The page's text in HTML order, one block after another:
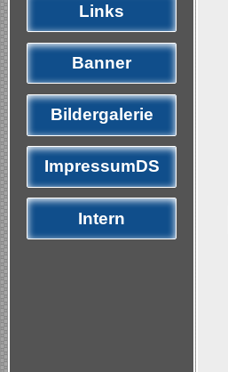
Links
Banner
Bildergalerie
ImpressumDS
Intern